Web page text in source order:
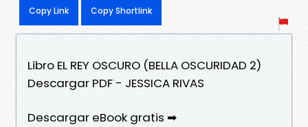
Copy Link Copy Shortlink
Libro EL REY OSCURO (BELLA OSCURIDAD 2)
Descargar PDF - JESSICA RIVAS
Descargar eBook gratis ➡